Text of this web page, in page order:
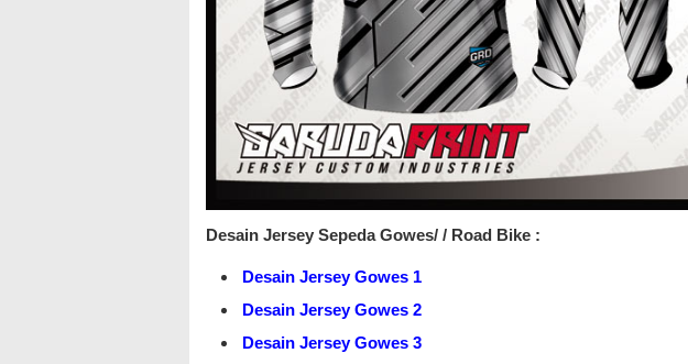
Desain Jersey Sepeda Gowes/ / Road Bike :
Desain Jersey Gowes 1
Desain Jersey Gowes 2
Desain Jersey Gowes 3